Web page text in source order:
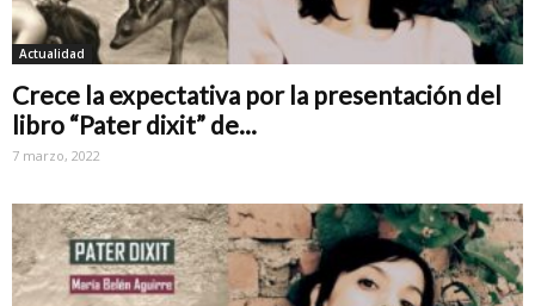
Actualidad
Crece la expectativa por la presentación del
libro “Pater dixit” de...
7 marzo, 2022